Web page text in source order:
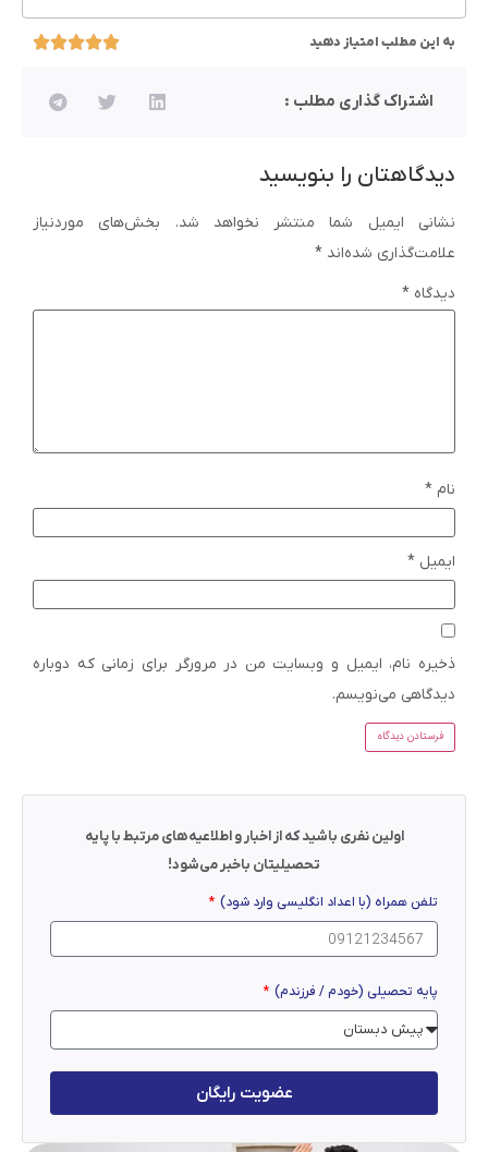
به این مطلب امتیاز دهید
اشتراک گذاری مطلب :
دیدگاهتان را بنویسید
نشانی ایمیل شما منتشر نخواهد شد.
بخش‌های موردنیاز
علامت‌گذاری شده‌اند *
دیدگاه *
نام *
ایمیل *
ذخیره نام، ایمیل و وبسایت من در مرورگر برای زمانی که دوباره
دیدگاهی می‌نویسم.
اولین نفری باشید که از اخبار و اطلاعیه‌های مرتبط با پایه
تحصیلیتان باخبر می‌شود!
تلفن همراه (با اعداد انگلیسی وارد شود)
پایه تحصیلی (خودم / فرزندم)
عضویت رایگان